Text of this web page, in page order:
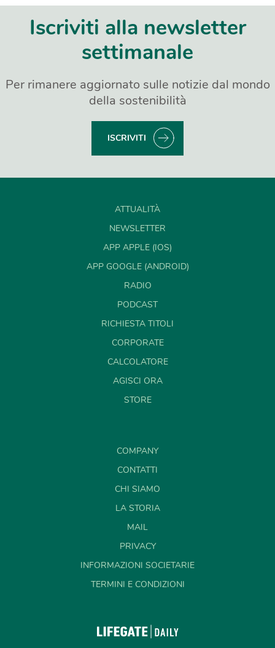
Iscriviti alla newsletter
settimanale
Per rimanere aggiornato sulle notizie dal mondo
della sostenibilità
ISCRIVITI
ATTUALITÀ
NEWSLETTER
APP APPLE (IOS)
APP GOOGLE (ANDROID)
RADIO
PODCAST
RICHIESTA TITOLI
CORPORATE
CALCOLATORE
AGISCI ORA
STORE
COMPANY
CONTATTI
CHI SIAMO
LA STORIA
MAIL
PRIVACY
INFORMAZIONI SOCIETARIE
TERMINI E CONDIZIONI